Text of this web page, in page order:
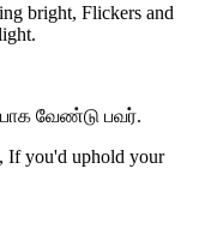
bright, Flickers and
வேண்டு பவர்.
If you'd uphold your